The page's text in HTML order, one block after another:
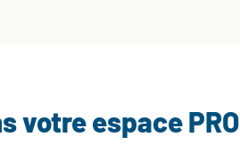
votre espace PRO